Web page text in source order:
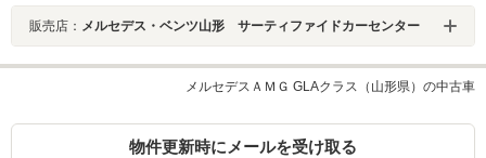
販売店： メルセデス・ベンツ山形 サーティファイドカーセンター
メルセデスＡＭＧ GLAクラス（山形県）の中古車
物件更新時にメールを受け取る